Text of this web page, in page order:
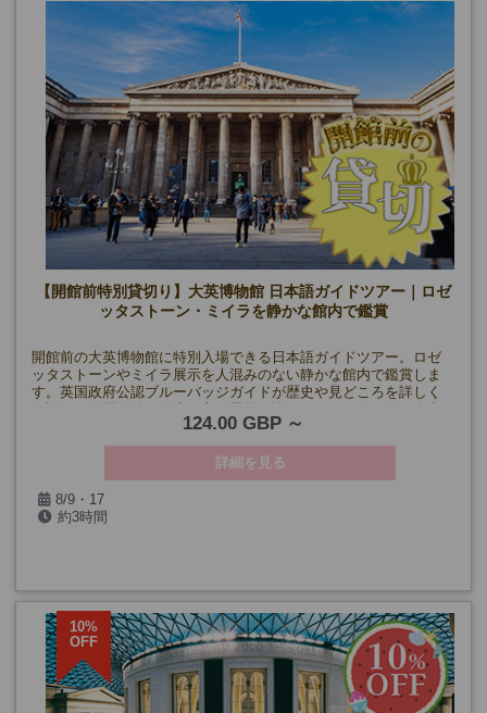
《7～8月限定：宮殿内部見学入場券付きプラン》
7/10～8/31：月・水・金曜日
9/4～9/25：月・金曜日
《7～8月限定：アフタヌーンティー＋宮殿内部見学入場券付きプ
ラン》
7/10～8/31：月・水・金曜日
9/4～9/25：月・金曜日
※アフタヌーンティー付きプランは、会場手配完了後に催行確定
となります。それまではリクエスト受付となります。
【開館前特別貸切り】大英博物館 日本語ガイドツアー｜ロゼ
ッタストーン・ミイラを静かな館内で鑑賞
開館前の大英博物館に特別入場できる日本語ガイドツアー。ロゼ
ッタストーンやミイラ展示を人混みのない静かな館内で鑑賞しま
す。英国政府公認ブルーバッジガイドが歴史や見どころを詳しく
124.00 GBP
詳細を見る
8/9・17
約3時間
10%
OFF